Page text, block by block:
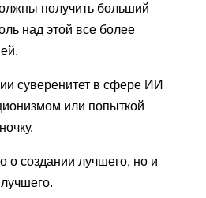
получить больший
над этой все более
суверенитет в сфере ИИ
или попыткой
о создании лучшего, но и